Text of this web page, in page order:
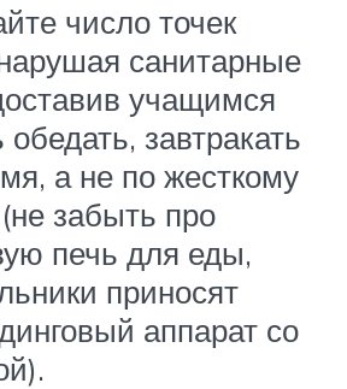
число точек
санитарные
учащимся
завтракать
а не по жесткому
забыть про
печь для еды,
приносят
аппарат со